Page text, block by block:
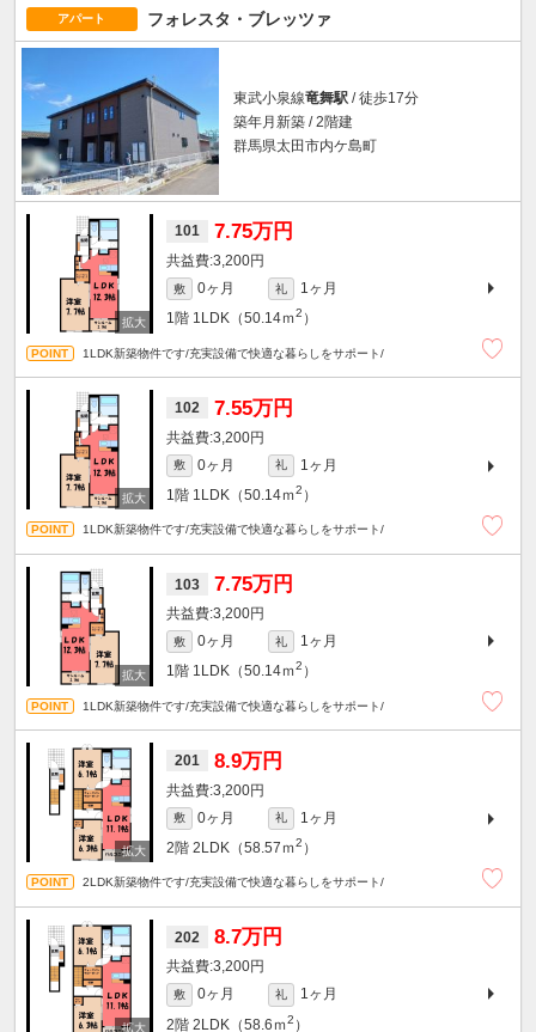
アパート フォレスタ・ブレッツァ
東武小泉線竜舞駅 / 徒歩17分
築年月新築 / 2階建
群馬県太田市内ケ島町
101 7.75万円
3,200円
敷 0ヶ月 礼
1ヶ月
1階 1LDK（50.14ｍ2 ）
1LDK新築物件です/充実設備で快適な暮らしをサポート/
102 7.55万円
3,200円
敷 0ヶ月 礼
1ヶ月
1階 1LDK（50.14ｍ2 ）
1LDK新築物件です/充実設備で快適な暮らしをサポート/
103 7.75万円
3,200円
敷 0ヶ月 礼
1ヶ月
1階 1LDK（50.14ｍ2 ）
1LDK新築物件です/充実設備で快適な暮らしをサポート/
201 8.9万円
3,200円
敷 0ヶ月 礼
1ヶ月
2階 2LDK（58.57ｍ2 ）
2LDK新築物件です/充実設備で快適な暮らしをサポート/
202 8.7万円
3,200円
敷 0ヶ月 礼
1ヶ月
2階 2LDK（58.6ｍ2 ）